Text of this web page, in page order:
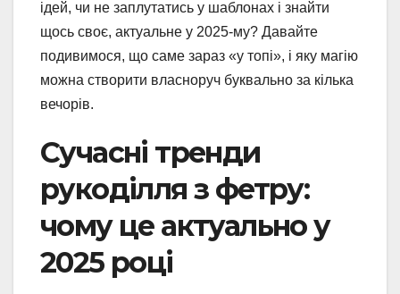
ідей, чи не заплутатись у шаблонах і знайти
щось своє, актуальне у 2025-му? Давайте
подивимося, що саме зараз «у топі», і яку магію
можна створити власноруч буквально за кілька
вечорів.
Сучасні тренди
рукоділля з фетру:
чому це актуально у
2025 році